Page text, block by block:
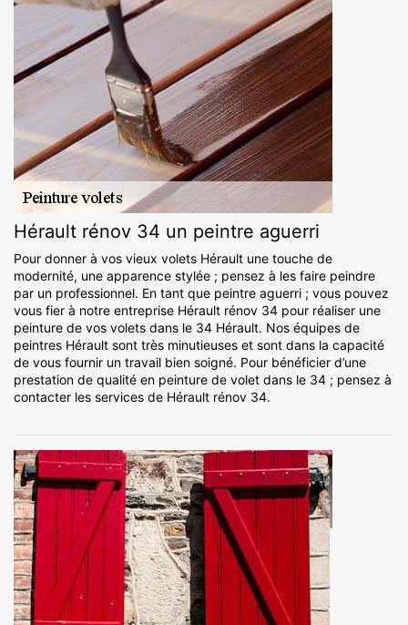
Hérault rénov 34 un peintre aguerri
Pour donner à vos vieux volets Hérault une touche de
modernité, une apparence stylée ; pensez à les faire peindre
par un professionnel. En tant que peintre aguerri ; vous pouvez
vous fier à notre entreprise Hérault rénov 34 pour réaliser une
peinture de vos volets dans le 34 Hérault. Nos équipes de
peintres Hérault sont très minutieuses et sont dans la capacité
de vous fournir un travail bien soigné. Pour bénéficier d’une
prestation de qualité en peinture de volet dans le 34 ; pensez à
contacter les services de Hérault rénov 34.